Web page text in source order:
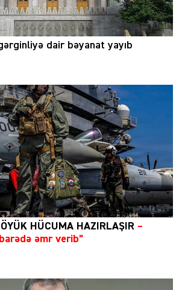
dair bəyanat yayıb
HÜCUMA HAZIRLAŞIR –
əmr verib”